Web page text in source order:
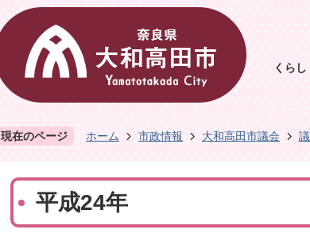
くら
現在のページ ホーム 市政情報 大和高田市議会
平成24年